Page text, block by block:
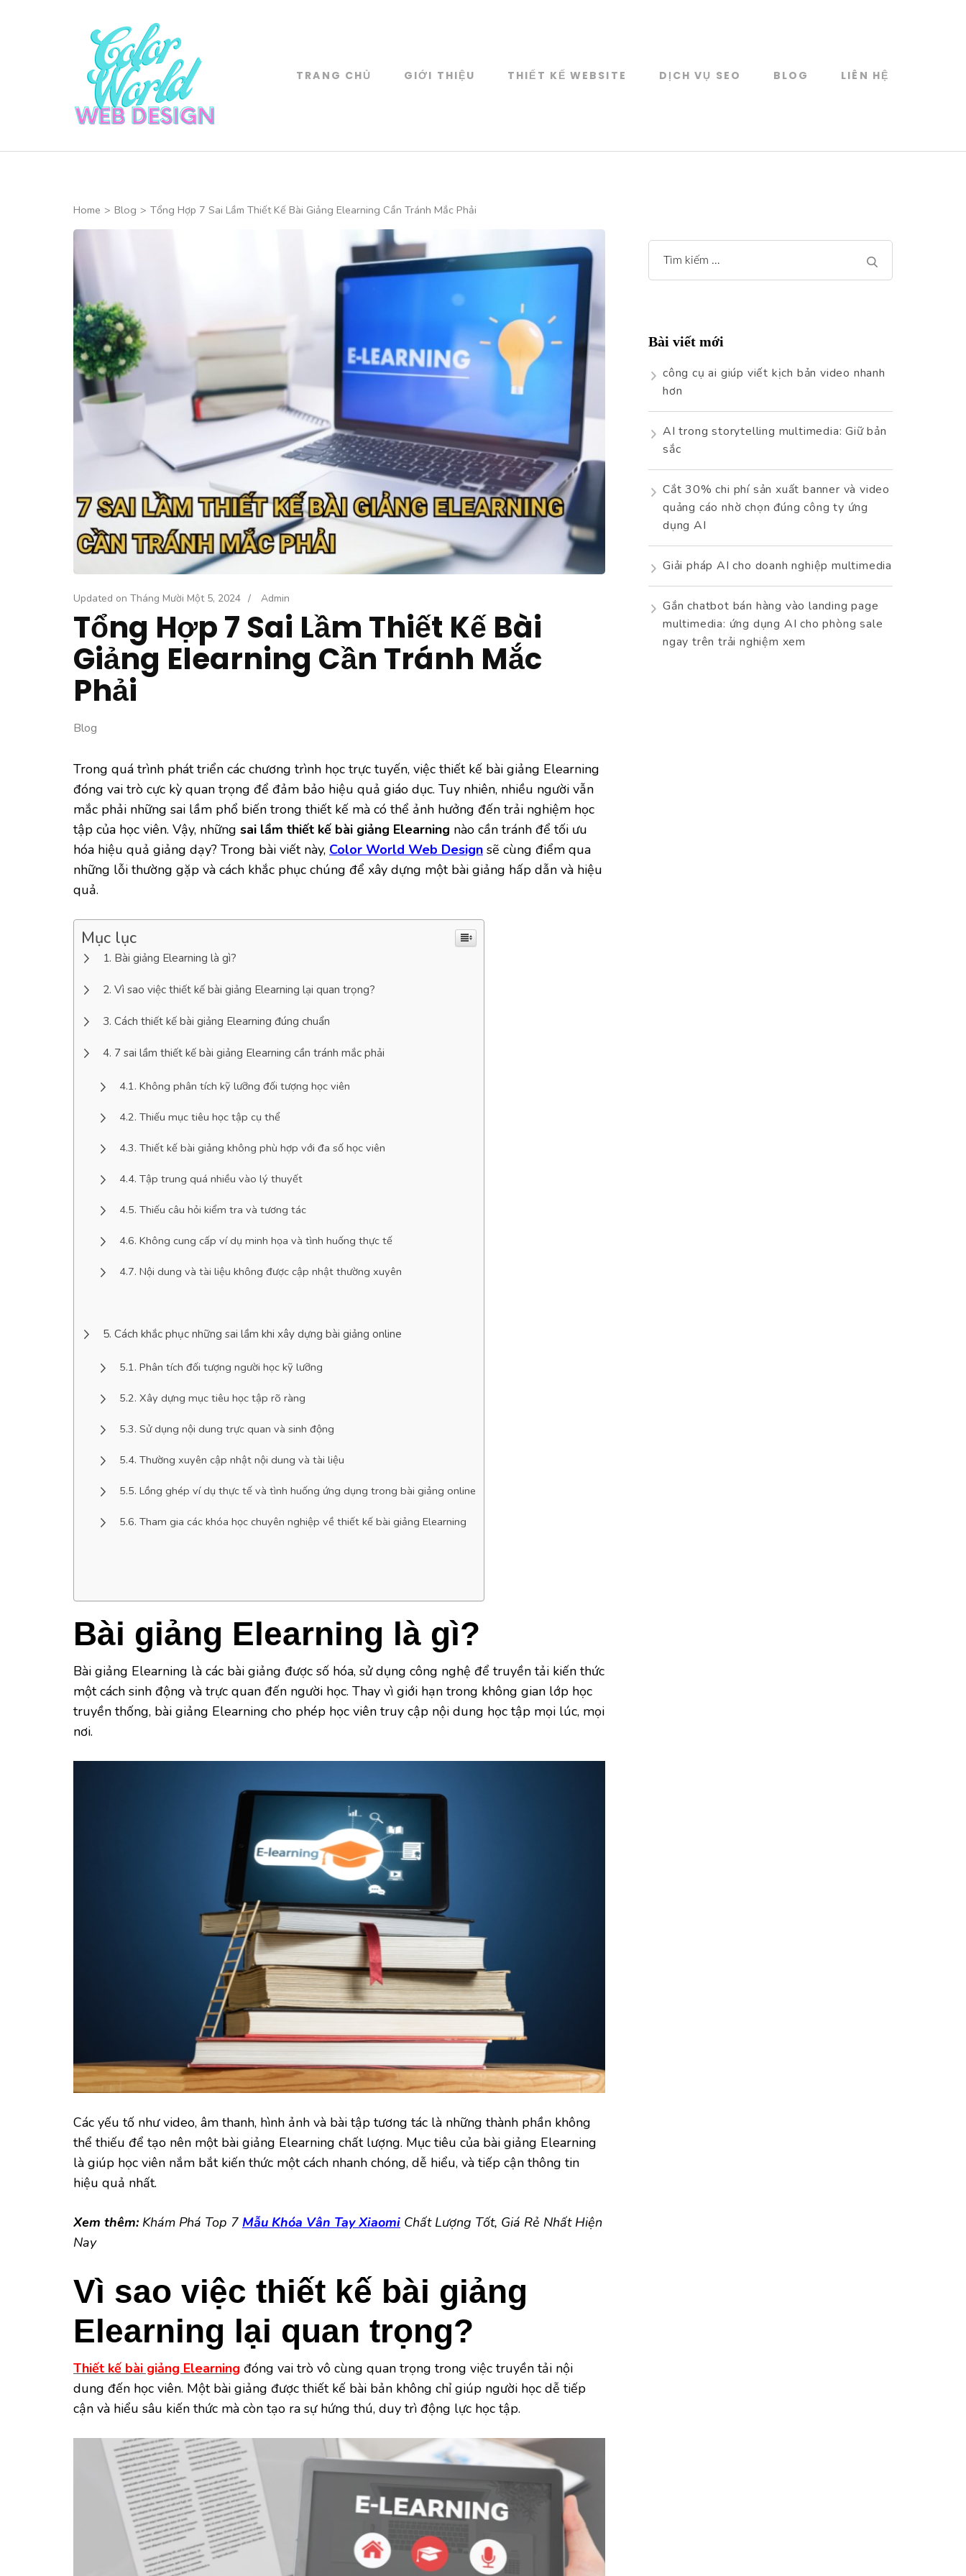
Color World Web Design
TRANG CHỦ GIỚI THIỆU THIẾT KẾ WEBSITE DỊCH VỤ SEO BLOG LIÊN HỆ
Home > Blog > Tổng Hợp 7 Sai Lầm Thiết Kế Bài Giảng Elearning Cần Tránh Mắc Phải
Updated on Tháng Mười Một 5, 2024 / Admin
Tổng Hợp 7 Sai Lầm Thiết Kế Bài
Giảng Elearning Cần Tránh Mắc
Phải
Blog
Trong quá trình phát triển các chương trình học trực tuyến, việc thiết kế bài giảng Elearning
đóng vai trò cực kỳ quan trọng để đảm bảo hiệu quả giáo dục. Tuy nhiên, nhiều người vẫn
mắc phải những sai lầm phổ biến trong thiết kế mà có thể ảnh hưởng đến trải nghiệm học
tập của học viên. Vậy, những sai lầm thiết kế bài giảng Elearning nào cần tránh để tối ưu
hóa hiệu quả giảng dạy? Trong bài viết này, Color World Web Design sẽ cùng điểm qua
những lỗi thường gặp và cách khắc phục chúng để xây dựng một bài giảng hấp dẫn và hiệu
quả.
Mục lục
Bài giảng Elearning là gì?
Vì sao việc thiết kế bài giảng Elearning lại quan trọng?
Cách thiết kế bài giảng Elearning đúng chuẩn
7 sai lầm thiết kế bài giảng Elearning cần tránh mắc phải
Không phân tích kỹ lưỡng đối tượng học viên
Thiếu mục tiêu học tập cụ thể
Thiết kế bài giảng không phù hợp với đa số học viên
Tập trung quá nhiều vào lý thuyết
Thiếu câu hỏi kiểm tra và tương tác
Không cung cấp ví dụ minh họa và tình huống thực tế
Nội dung và tài liệu không được cập nhật thường xuyên
Cách khắc phục những sai lầm khi xây dựng bài giảng online
Phân tích đối tượng người học kỹ lưỡng
Xây dựng mục tiêu học tập rõ ràng
Sử dụng nội dung trực quan và sinh động
Thường xuyên cập nhật nội dung và tài liệu
Lồng ghép ví dụ thực tế và tình huống ứng dụng trong bài giảng online
Tham gia các khóa học chuyên nghiệp về thiết kế bài giảng Elearning
Bài giảng Elearning là gì?
Bài giảng Elearning là các bài giảng được số hóa, sử dụng công nghệ để truyền tải kiến thức
một cách sinh động và trực quan đến người học. Thay vì giới hạn trong không gian lớp học
truyền thống, bài giảng Elearning cho phép học viên truy cập nội dung học tập mọi lúc, mọi
nơi.
Các yếu tố như video, âm thanh, hình ảnh và bài tập tương tác là những thành phần không
thể thiếu để tạo nên một bài giảng Elearning chất lượng. Mục tiêu của bài giảng Elearning
là giúp học viên nắm bắt kiến thức một cách nhanh chóng, dễ hiểu, và tiếp cận thông tin
hiệu quả nhất.
Xem thêm: Khám Phá Top 7 Mẫu Khóa Vân Tay Xiaomi Chất Lượng Tốt, Giá Rẻ Nhất Hiện
Nay
Vì sao việc thiết kế bài giảng
Elearning lại quan trọng?
Thiết kế bài giảng Elearning đóng vai trò vô cùng quan trọng trong việc truyền tải nội
dung đến học viên. Một bài giảng được thiết kế bài bản không chỉ giúp người học dễ tiếp
cận và hiểu sâu kiến thức mà còn tạo ra sự hứng thú, duy trì động lực học tập.
Tìm
kiếm
Bài viết mới
công cụ ai giúp viết kịch bản video nhanh
hơn
AI trong storytelling multimedia: Giữ bản
sắc
Cắt 30% chi phí sản xuất banner và video
quảng cáo nhờ chọn đúng công ty ứng
dụng AI
Giải pháp AI cho doanh nghiệp multimedia
Gắn chatbot bán hàng vào landing page
multimedia: ứng dụng AI cho phòng sale
ngay trên trải nghiệm xem